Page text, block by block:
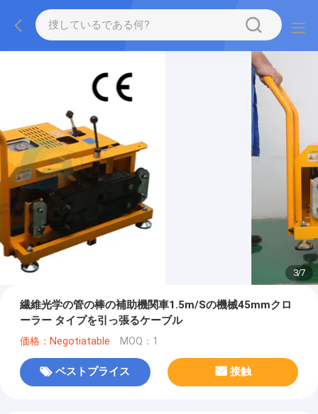
3/7
繊維光学の管の棒の補助機関車1.5m/Sの機械45mmクロ
ーラー タイプを引っ張るケーブル
価格：Negotiatable MOQ：1
ベストプライス 接触